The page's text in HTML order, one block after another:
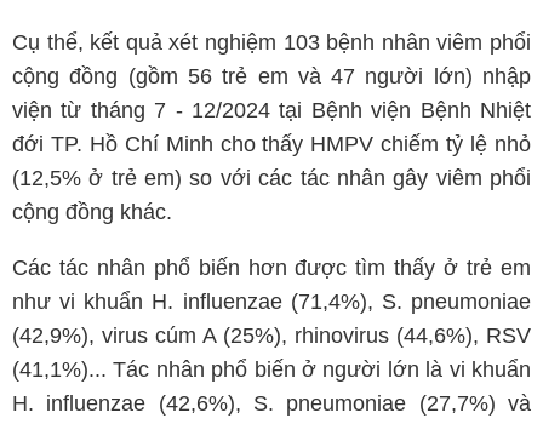
Cụ thể, kết quả xét nghiệm 103 bệnh nhân viêm phổi
cộng đồng (gồm 56 trẻ em và 47 người lớn) nhập
viện từ tháng 7 - 12/2024 tại Bệnh viện Bệnh Nhiệt
đới TP. Hồ Chí Minh cho thấy HMPV chiếm tỷ lệ nhỏ
(12,5% ở trẻ em) so với các tác nhân gây viêm phổi
cộng đồng khác.
Các tác nhân phổ biến hơn được tìm thấy ở trẻ em
như vi khuẩn H. influenzae (71,4%), S. pneumoniae
(42,9%), virus cúm A (25%), rhinovirus (44,6%), RSV
(41,1%)... Tác nhân phổ biến ở người lớn là vi khuẩn
H. influenzae (42,6%), S. pneumoniae (27,7%) và